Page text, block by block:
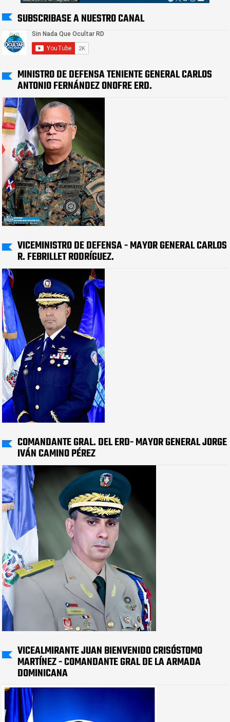
SUBSCRIBASE A NUESTRO CANAL
MINISTRO DE DEFENSA TENIENTE GENERAL CARLOS
ANTONIO FERNÁNDEZ ONOFRE ERD.
VICEMINISTRO DE DEFENSA - MAYOR GENERAL CARLOS
R. FEBRILLET RODRÍGUEZ.
COMANDANTE GRAL. DEL ERD- MAYOR GENERAL JORGE
IVÁN CAMINO PÉREZ
VICEALMIRANTE JUAN BIENVENIDO CRISÓSTOMO
MARTÍNEZ - COMANDANTE GRAL DE LA ARMADA
DOMINICANA